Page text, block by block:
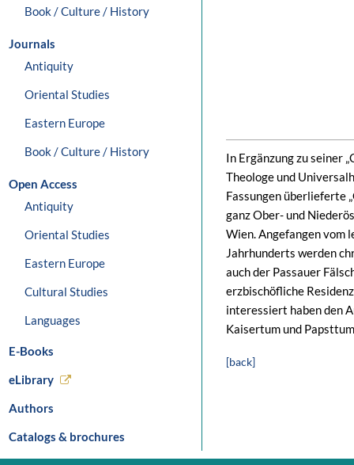
Book / Culture / History
Journals
Antiquity
Oriental Studies
Eastern Europe
Book / Culture / History
Open Access
Antiquity
Oriental Studies
Eastern Europe
Cultural Studies
Languages
E-Books
eLibrary
Authors
Catalogs & brochures
In Ergänzung zu seiner
Theologe und
Fassungen überlieferte
ganz Ober- und
Wien. Angefangen vom
Jahrhunderts werden
auch der Passauer
erzbischöfliche
interessiert haben den
Kaisertum und
[back]